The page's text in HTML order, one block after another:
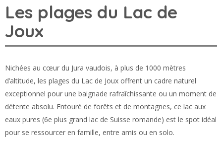
Les plages du Lac de
Joux
Nichées au cœur du Jura vaudois, à plus de 1000 mètres
d’altitude, les plages du Lac de Joux offrent un cadre naturel
exceptionnel pour une baignade rafraîchissante ou un moment de
détente absolu. Entouré de forêts et de montagnes, ce lac aux
eaux pures (6e plus grand lac de Suisse romande) est le spot idéal
pour se ressourcer en famille, entre amis ou en solo.